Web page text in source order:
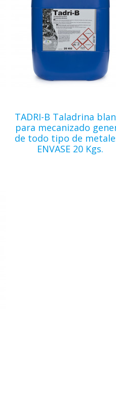
TADRI-B Taladrina
para mecanizado
de todo tipo de
ENVASE 20 Kgs.